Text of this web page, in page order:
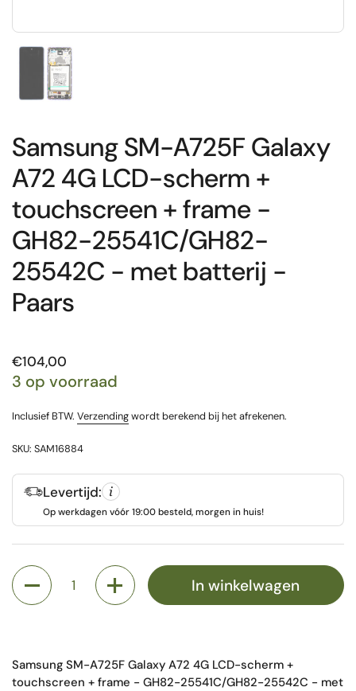
Toon dia 1
Samsung SM-A725F Galaxy
A72 4G LCD-scherm +
touchscreen + frame -
GH82-25541C/GH82-
25542C - met batterij -
Paars
Prijs:
€104,00
3 op voorraad
Inclusief BTW. Verzendingwordt berekend bij het afrekenen.
SKU: SAM16884
Levertijd:
Op werkdagen vóór 19:00 besteld, morgen in huis!
Aantal
In winkelwagen
Samsung SM-A725F Galaxy A72 4G LCD-scherm +
touchscreen + frame - GH82-25541C/GH82-25542C - met